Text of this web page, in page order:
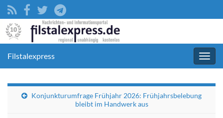
Filstalexpress
Konjunkturumfrage Frühjahr 2026: Frühjahrsbelebung
bleibt im Handwerk aus